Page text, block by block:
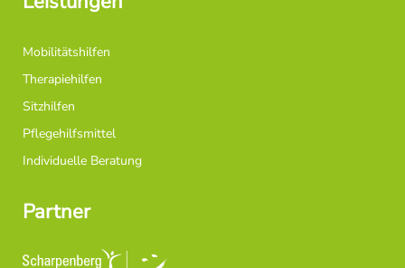
Mobilitätshilfen
Therapiehilfen
Sitzhilfen
Pflegehilfsmittel
Individuelle Beratung
Partner